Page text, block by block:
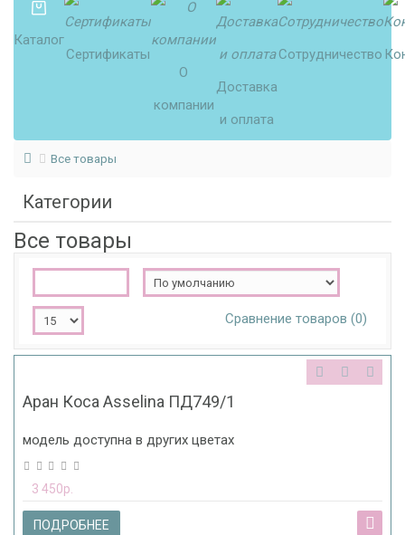
Каталог
Сертификаты
О
компании
Доставка
и оплата
Сотрудничество
Все товары
Категории
Все товары
Сравнение товаров (0)
Аран Коса Asselina ПД749/1
модель доступна в других цветах
3 450р.
ПОДРОБНЕЕ